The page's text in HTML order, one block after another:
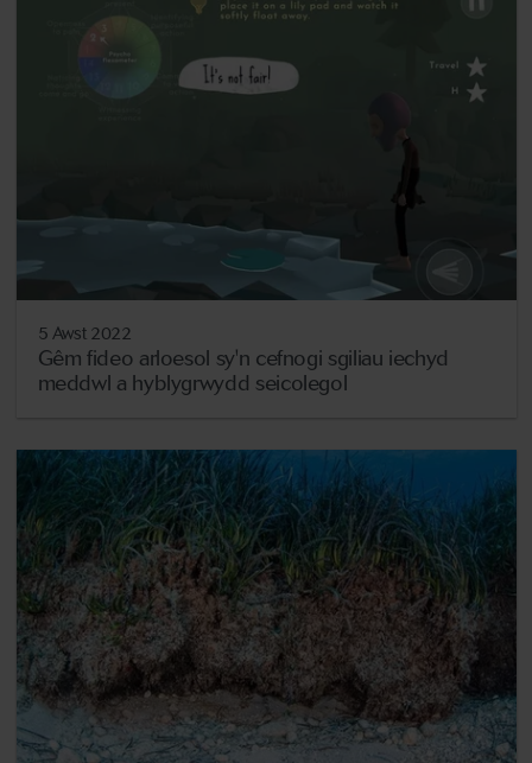
5 Awst 2022
Gêm fideo arloesol sy'n cefnogi sgiliau iechyd
meddwl a hyblygrwydd seicolegol